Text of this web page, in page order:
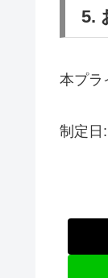
5.
本プラ
制定日